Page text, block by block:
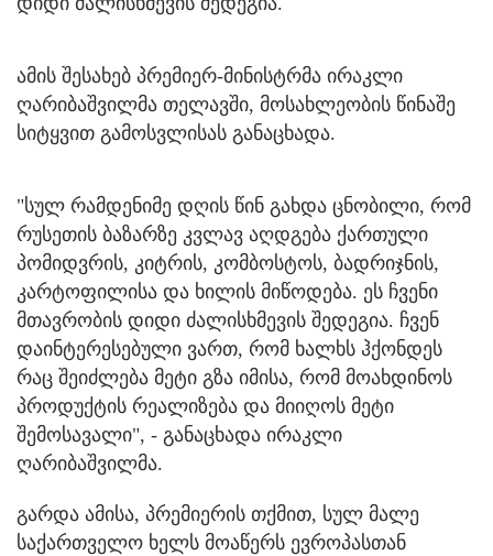
ამის შესახებ პრემიერ-მინისტრმა ირაკლი
ღარიბაშვილმა თელავში, მოსახლეობის წინაშე
სიტყვით გამოსვლისას განაცხადა.
"სულ რამდენიმე დღის წინ გახდა ცნობილი, რომ
რუსეთის ბაზარზე კვლავ აღდგება ქართული
პომიდვრის, კიტრის, კომბოსტოს, ბადრიჯნის,
კარტოფილისა და ხილის მიწოდება. ეს ჩვენი
მთავრობის დიდი ძალისხმევის შედეგია. ჩვენ
დაინტერესებული ვართ, რომ ხალხს ჰქონდეს
რაც შეიძლება მეტი გზა იმისა, რომ მოახდინოს
პროდუქტის რეალიზება და მიიღოს მეტი
შემოსავალი", - განაცხადა ირაკლი
ღარიბაშვილმა.
გარდა ამისა, პრემიერის თქმით, სულ მალე
საქართველო ხელს მოაწერს ევროპასთან